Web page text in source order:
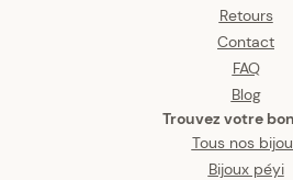
Retours
Contact
FAQ
Blog
Trouvez votre
Tous nos
Bijoux péyi